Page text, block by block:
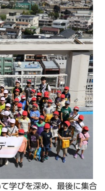
学びを深め、最後に集合